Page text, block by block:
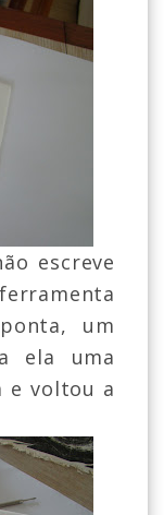
escreve
um
ela uma
e voltou a